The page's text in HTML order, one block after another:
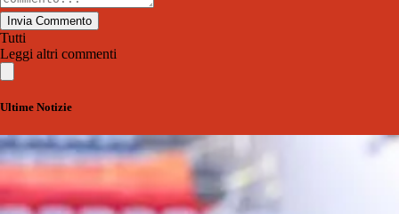
Invia Commento
Tutti
Leggi altri commenti
Ultime Notizie